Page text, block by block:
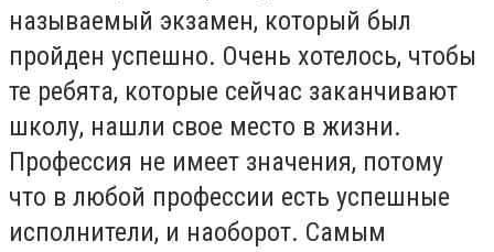
называемый экзамен, который был
пройден успешно. Очень хотелось, чтобы
те ребята, которые сейчас заканчивают
школу, нашли свое место в жизни.
Профессия не имеет значения, потому
что в любой профессии есть успешные
исполнители, и наоборот. Самым